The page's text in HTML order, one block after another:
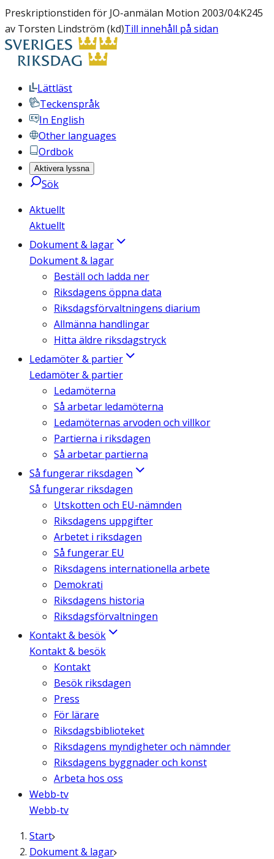
Preskriptionstiden för JO-anmälan Motion 2003/04:K245
av Torsten Lindström (kd)Till innehåll på sidan
Lättläst
Teckenspråk
In English
Other languages
Ordbok
Aktivera lyssna
Sök
Aktuellt
Aktuellt
Dokument & lagar
Dokument & lagar
Beställ och ladda ner
Riksdagens öppna data
Riksdagsförvaltningens diarium
Allmänna handlingar
Hitta äldre riksdagstryck
Ledamöter & partier
Ledamöter & partier
Ledamöterna
Så arbetar ledamöterna
Ledamöternas arvoden och villkor
Partierna i riksdagen
Så arbetar partierna
Så fungerar riksdagen
Så fungerar riksdagen
Utskotten och EU-nämnden
Riksdagens uppgifter
Arbetet i riksdagen
Så fungerar EU
Riksdagens internationella arbete
Demokrati
Riksdagens historia
Riksdagsförvaltningen
Kontakt & besök
Kontakt & besök
Kontakt
Besök riksdagen
Press
För lärare
Riksdagsbiblioteket
Riksdagens myndigheter och nämnder
Riksdagens byggnader och konst
Arbeta hos oss
Webb-tv
Webb-tv
Start
Dokument & lagar